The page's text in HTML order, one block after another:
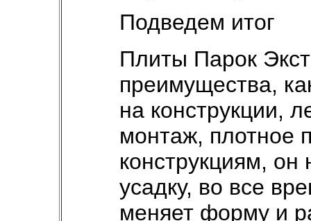
Подведем итог
Плиты Парок
преимущества,
на конструкции,
монтаж, плотное
конструкциям,
усадку, во все
меняет форму и